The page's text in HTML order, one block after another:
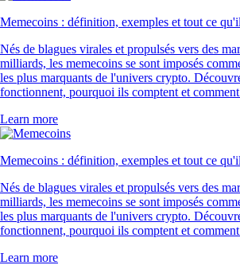
Memecoins : définition, exemples et tout ce
Nés de blagues virales et propulsés vers des
milliards, les memecoins se sont imposés
les plus marquants de l'univers crypto.
fonctionnent, pourquoi ils comptent et
Learn more
Memecoins : définition, exemples et tout ce
Nés de blagues virales et propulsés vers des
milliards, les memecoins se sont imposés
les plus marquants de l'univers crypto.
fonctionnent, pourquoi ils comptent et
Learn more